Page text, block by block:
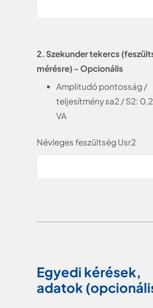
2. Szekunder tekercs
mérésre) - Opcionális
Amplitudó pontosság /
teljesítmény ɛa2 / S2:
VA
Névleges feszültség Usr2
Egyedi kérések,
adatok